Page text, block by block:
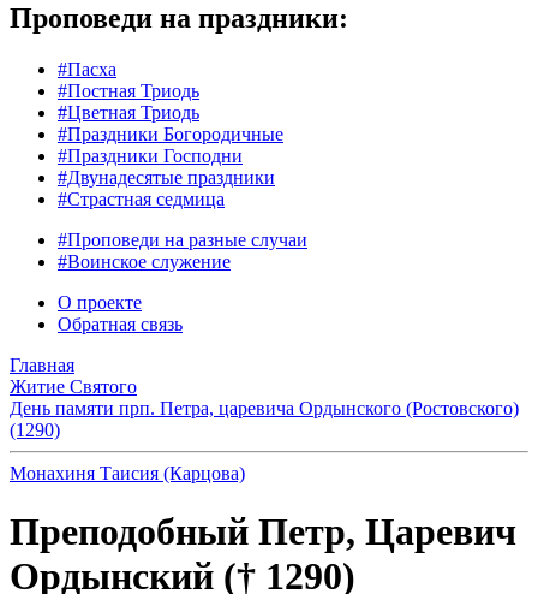
Проповеди на праздники:
#Пасха
#Постная Триодь
#Цветная Триодь
#Праздники Богородичные
#Праздники Господни
#Двунадесятые праздники
#Страстная седмица
#Проповеди на разные случаи
#Воинское служение
О проекте
Обратная связь
Главная
Житие Святого
День памяти прп. Петра, царевича Ордынского (Ростовского)
(1290)
Монахиня Таисия (Карцова)
Преподобный Петр, Царевич
Ордынский († 1290)